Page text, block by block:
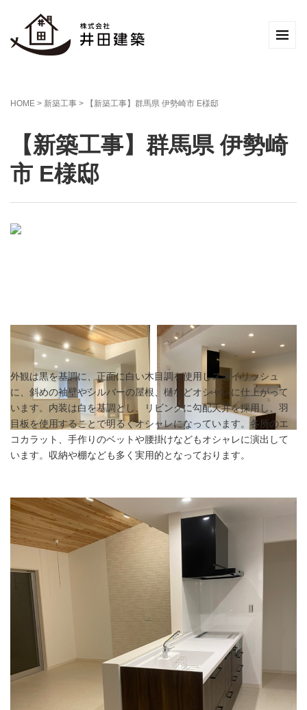
HOME > 新築工事 > 【新築工事】群馬県 伊勢崎市 E様邸
【新築工事】群馬県 伊勢崎
市 E様邸
外観は黒を基調に、正面に白い木目調を使用しスタイリッシュ
に、斜めの袖壁やシルバーの屋根、樋などオシャレに仕上がって
います。内装は白を基調とし、リビングに勾配天井を採用し、羽
目板を使用することで明るくオシャレになっています。各所のエ
コカラット、手作りのベットや腰掛けなどもオシャレに演出して
います。収納や棚なども多く実用的となっております。